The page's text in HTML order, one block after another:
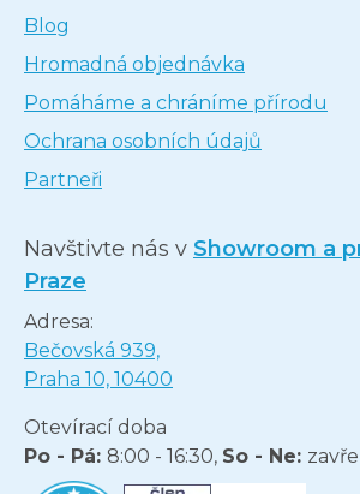
Blog
Hromadná objednávka
Pomáháme a chráníme přírodu
Ochrana osobních údajů
Partneři
Navštivte nás v Showroom a
Praze
Adresa:
Bečovská 939,
Praha 10, 10400
Otevírací doba
Po - Pá: 8:00 - 16:30, So - Ne: